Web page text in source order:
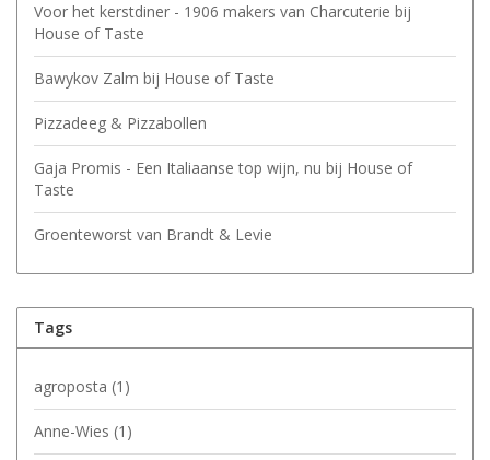
Voor het kerstdiner - 1906 makers van Charcuterie bij
House of Taste
Bawykov Zalm bij House of Taste
Pizzadeeg & Pizzabollen
Gaja Promis - Een Italiaanse top wijn, nu bij House of
Taste
Groenteworst van Brandt & Levie
Tags
agroposta (1)
Anne-Wies (1)